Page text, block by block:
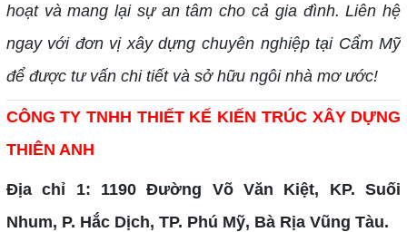
hoạt và mang lại sự an tâm cho cả gia đình. Liên hệ
ngay với đơn vị xây dựng chuyên nghiệp tại Cẩm Mỹ
để được tư vấn chi tiết và sở hữu ngôi nhà mơ ước!
CÔNG TY TNHH THIẾT KẾ KIẾN TRÚC XÂY DỰNG
THIÊN ANH
Địa chỉ 1: 1190 Đường Võ Văn Kiệt, KP. Suối
Nhum, P. Hắc Dịch, TP. Phú Mỹ, Bà Rịa Vũng Tàu.